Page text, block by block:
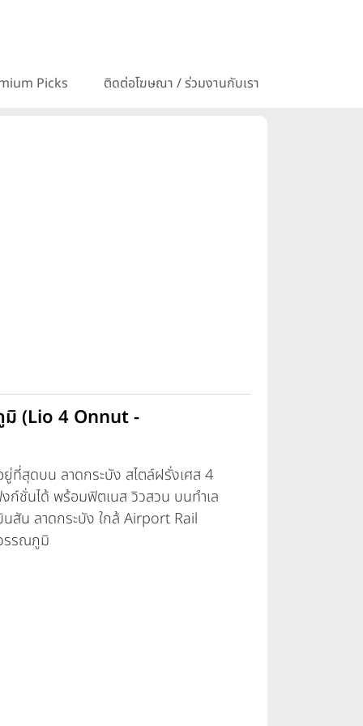
Picks ติดต่อโฆษณา / ร่วมงานกับเรา
มิ (Lio 4 Onnut -
ยู่ที่สุดบน ลาดกระบัง สไตล์ฝรั่งเศส 4
ชั่นได้ พร้อมฟิตเนส วิวสวน บนทำเล
สัน ลาดกระบัง ใกล้ Airport Rail
รรณภูมิ